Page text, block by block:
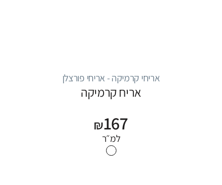
אריחי קרמיקה - אריחי פורצלן
אריח קרמיקה
₪167
למ״ר